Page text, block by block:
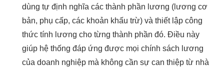
dùng tự định nghĩa các thành phần lương (lương cơ
bản, phụ cấp, các khoản khấu trừ) và thiết lập công
thức tính lương cho từng thành phần đó. Điều này
giúp hệ thống đáp ứng được mọi chính sách lương
của doanh nghiệp mà không cần sự can thiệp từ nhà